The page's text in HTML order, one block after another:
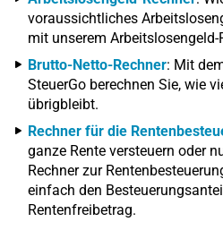
voraussichtliches
mit unserem Arbeitslosengeld-
Brutto-Netto-Rechner: Mit
SteuerGo berechnen Sie, wie
übrigbleibt.
Rechner für die
ganze Rente versteuern oder
Rechner zur
einfach den
Rentenfreibetrag.